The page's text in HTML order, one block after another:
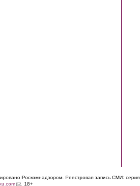
Роскомнадзором. Реестровая запись СМИ: серия
(link sends e-mail)
. 18+